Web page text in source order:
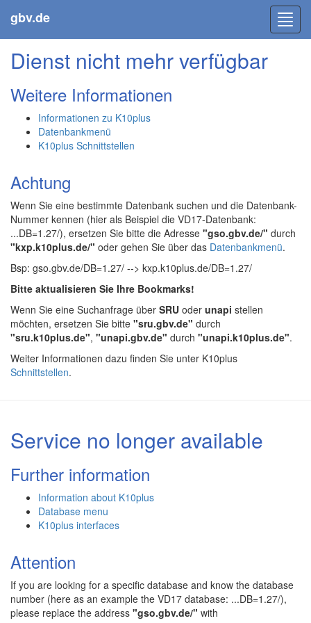
gbv.de
Dienst nicht mehr verfügbar
Weitere Informationen
Informationen zu K10plus
Datenbankmenü
K10plus Schnittstellen
Achtung
Wenn Sie eine bestimmte Datenbank suchen und die Datenbank-
Nummer kennen (hier als Beispiel die VD17-Datenbank:
...DB=1.27/), ersetzen Sie bitte die Adresse "gso.gbv.de/" durch
"kxp.k10plus.de/" oder gehen Sie über das Datenbankmenü.
Bsp: gso.gbv.de/DB=1.27/ --> kxp.k10plus.de/DB=1.27/
Bitte aktualisieren Sie Ihre Bookmarks!
Wenn Sie eine Suchanfrage über SRU oder unapi stellen
möchten, ersetzen Sie bitte "sru.gbv.de" durch
"sru.k10plus.de", "unapi.gbv.de" durch "unapi.k10plus.de".
Weiter Informationen dazu finden Sie unter K10plus
Schnittstellen.
Service no longer available
Further information
Information about K10plus
Database menu
K10plus interfaces
Attention
If you are looking for a specific database and know the database
number (here as an example the VD17 database: ...DB=1.27/),
please replace the address "gso.gbv.de/" with